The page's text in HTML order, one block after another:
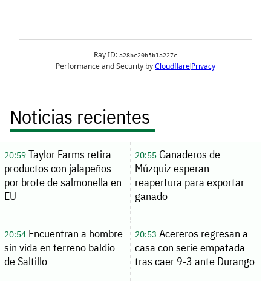
Noticias recientes
20:59Taylor Farms retira
productos con jalapeños
por brote de salmonella en
EU
20:55Ganaderos de
Múzquiz esperan
reapertura para exportar
ganado
20:54Encuentran a hombre
sin vida en terreno baldío
de Saltillo
20:53 Acereros regresan a
casa con serie empatada
tras caer 9-3 ante Durango